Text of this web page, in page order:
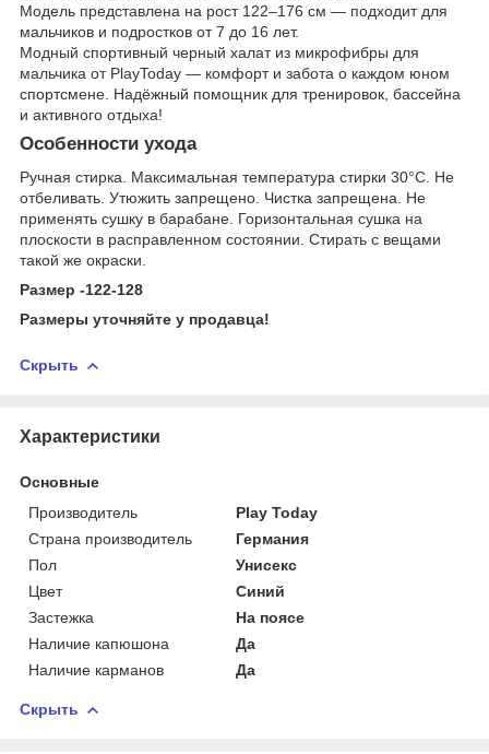
Модель представлена на рост 122–176 см — подходит для
мальчиков и подростков от 7 до 16 лет.
Модный спортивный черный халат из микрофибры для
мальчика от PlayToday — комфорт и забота о каждом юном
спортсмене. Надёжный помощник для тренировок, бассейна
и активного отдыха!
Особенности ухода
Ручная стирка. Максимальная температура стирки 30°С. Не
отбеливать. Утюжить запрещено. Чистка запрещена. Не
применять сушку в барабане. Горизонтальная сушка на
плоскости в расправленном состоянии. Стирать с вещами
такой же окраски.
Размер -122-128
Размеры уточняйте у продавца!
Скрыть
Характеристики
Основные
Производитель
Play Today
Страна производитель
Германия
Пол
Унисекс
Цвет
Синий
Застежка
На поясе
Наличие капюшона
Да
Наличие карманов
Да
Скрыть